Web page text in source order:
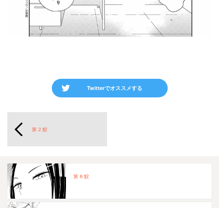
Twitterでオススメする
第２鮫
第８鮫